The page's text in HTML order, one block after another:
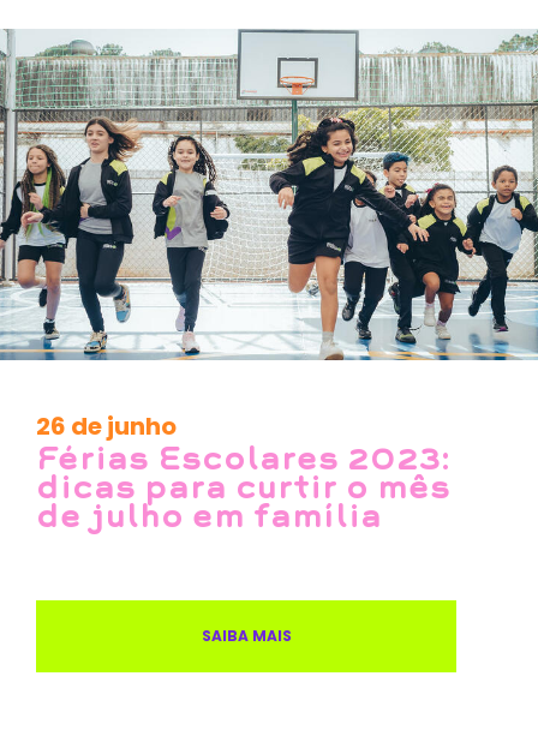
26 de junho
Férias Escolares 2023:
dicas para curtir o mês
de julho em família
SAIBA MAIS